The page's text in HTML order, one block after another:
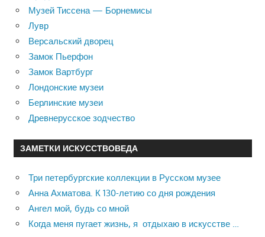
Музей Тиссена — Борнемисы
Лувр
Версальский дворец
Замок Пьерфон
Замок Вартбург
Лондонские музеи
Берлинские музеи
Древнерусское зодчество
ЗАМЕТКИ ИСКУССТВОВЕДА
Три петербургские коллекции в Русском музее
Анна Ахматова. К 130-летию со дня рождения
Ангел мой, будь со мной
Когда меня пугает жизнь, я отдыхаю в искусстве …